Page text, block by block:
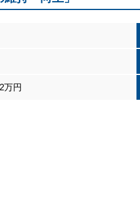
万円